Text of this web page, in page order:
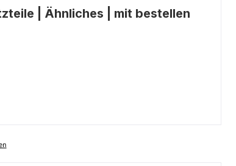
| Ähnliches | mit bestellen